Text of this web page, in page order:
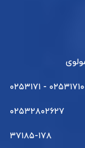
- ۰۲۵۳۱۷۱
۰۲۵۳۲۸۰۲۶۲۷
۳۷۱۸۵-۱۷۸